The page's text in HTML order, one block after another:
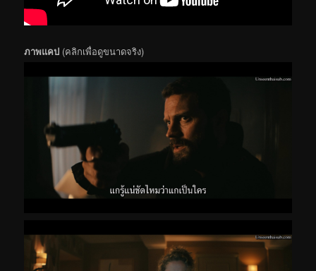
ภาพแคป (คลิกเพื่อดูขนาดจริง)